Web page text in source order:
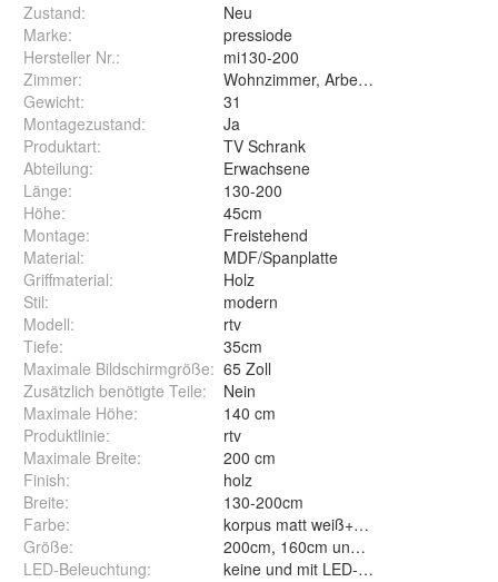
Zustand:
Neu
Marke:
pressiode
Hersteller Nr.:
mi130-200
Zimmer:
Wohnzimmer, Arbeitszimmer
Gewicht:
31
Montagezustand:
Ja
Produktart:
TV Schrank
Abteilung:
Erwachsene
Länge:
130-200
Höhe:
45cm
Montage:
Freistehend
Material:
MDF/Spanplatte
Griffmaterial:
Holz
Stil:
modern
Modell:
rtv
Tiefe:
35cm
Maximale Bildschirmgröße: 65 Zoll
Zusätzlich benötigte Teile:
Nein
Maximale Höhe:
140 cm
Produktlinie:
rtv
Maximale Breite:
200 cm
Finish:
holz
Breite:
130-200cm
Farbe:
korpus matt weiß+weiß hocheglanz,
Größe:
200cm, 160cm und 130cm
LED-Beleuchtung: keine und mit LED-Beleuchtung